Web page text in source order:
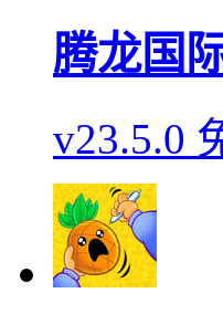
腾龙国
v23.5.0